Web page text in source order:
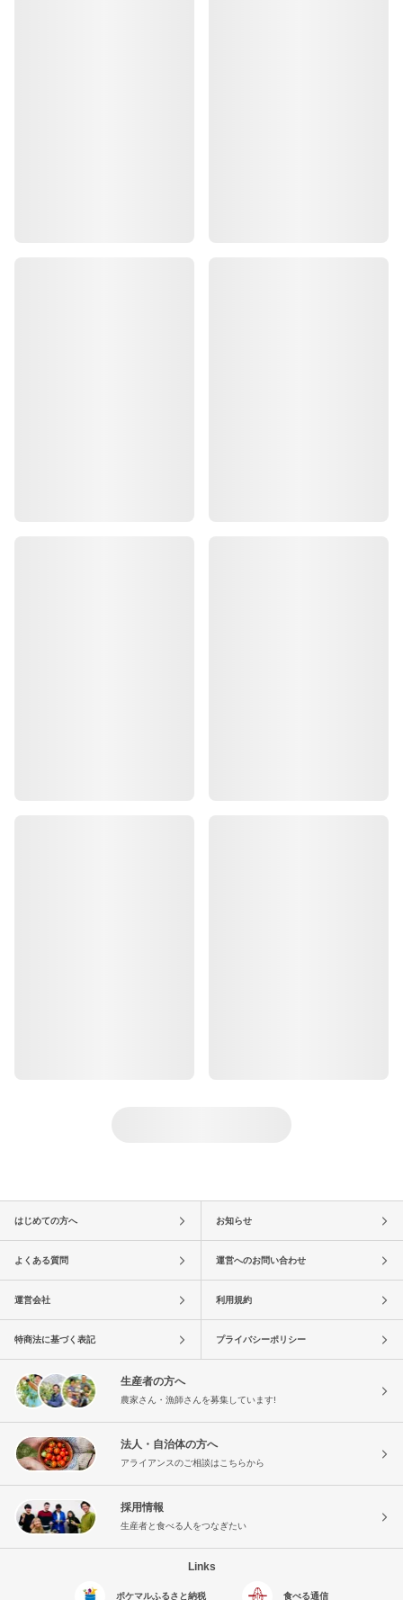
はじめての方へ お知らせ
よくある質問 運営へのお問い合わせ
運営会社 利用規約
特商法に基づく表記 プライバシーポリシー
生産者の方へ
農家さん・漁師さんを募集しています!
法人・自治体の方へ
アライアンスのご相談はこちらから
採用情報
生産者と食べる人をつなぎたい
Links
ポケマルふるさと納税 食べる通信